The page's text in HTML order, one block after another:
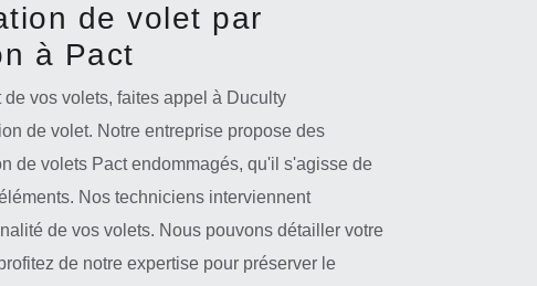
de volet par
à Pact
vos volets, faites appel à Duculty
de volet. Notre entreprise propose des
de volets Pact endommagés, qu'il s'agisse de
Nos techniciens interviennent
de vos volets. Nous pouvons détailler votre
de notre expertise pour préserver le